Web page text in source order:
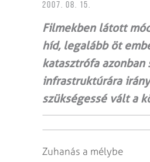
2007. 08. 15.
Filmekben látott
híd, legalább öt
katasztrófa
infrastruktúrára
szükségessé vált a
Zuhanás a mélybe